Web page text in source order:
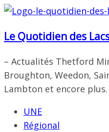
Passer
contenu
Le Quotidien des
– Actualités Thetford
Broughton, Weedon,
Lambton et encore plus.
UNE
Régional